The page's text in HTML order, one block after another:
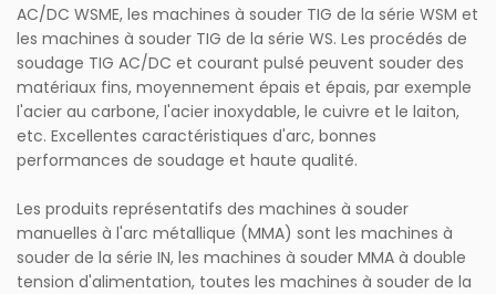
AC/DC WSME, les machines à souder TIG de la série WSM et
les machines à souder TIG de la série WS. Les procédés de
soudage TIG AC/DC et courant pulsé peuvent souder des
matériaux fins, moyennement épais et épais, par exemple
l'acier au carbone, l'acier inoxydable, le cuivre et le laiton,
etc. Excellentes caractéristiques d'arc, bonnes
performances de soudage et haute qualité.
Les produits représentatifs des machines à souder
manuelles à l'arc métallique (MMA) sont les machines à
souder de la série IN, les machines à souder MMA à double
tension d'alimentation, toutes les machines à souder de la